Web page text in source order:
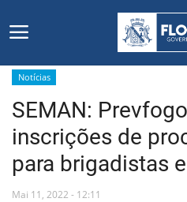
Início
Editais
Floriano
Notícias
SEMAN:
inscrições de
para brigadistas
Mai 11, 2022 - 12:11